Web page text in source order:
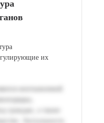
их